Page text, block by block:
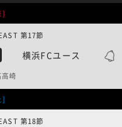
]
横浜FCユース
第17節
崎
]
第18節